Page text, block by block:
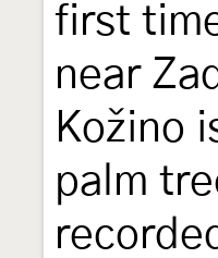
first
near
Kožino
palm